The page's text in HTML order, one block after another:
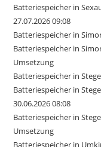
Batteriespeicher in
27.07.2026 09:08
Batteriespeicher in
Batteriespeicher in
Umsetzung
Batteriespeicher in
Batteriespeicher in
30.06.2026 08:08
Batteriespeicher in
Umsetzung
Batteriespeicher in